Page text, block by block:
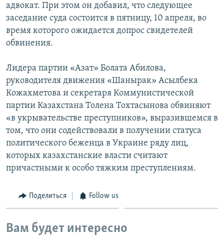
адвокат. При этом он добавил, что следующее
заседание суда состоится в пятницу, 10 апреля, во
время которого ожидается допрос свидетелей
обвинения.
Лидера партии «Азат» Болата Абилова,
руководителя движения «Шанырак» Асылбека
Кожахметова и секретаря Коммунистической
партии Казахстана Толена Тохтасынова обвиняют
«в укрывательстве преступников», выразившемся в
том, что они содействовали в получении статуса
политического беженца в Украине ряду лиц,
которых казахстанские власти считают
причастными к особо тяжким преступлениям.
Поделиться Follow us
Вам будет интересно